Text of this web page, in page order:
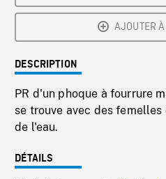
AJOUTER
DESCRIPTION
PR d'un phoque à fourrure
se trouve avec des femelles
de l'eau.
DÉTAILS